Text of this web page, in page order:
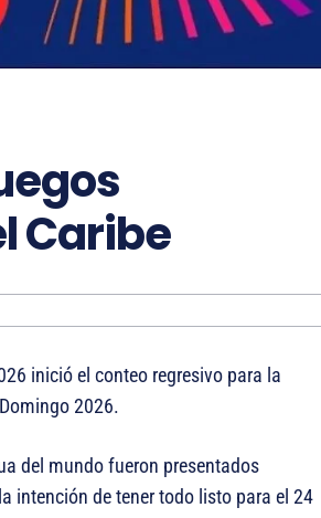
Caribe
inició el conteo regresivo para la
2026.
del mundo fueron presentados
intención de tener todo listo para el 24